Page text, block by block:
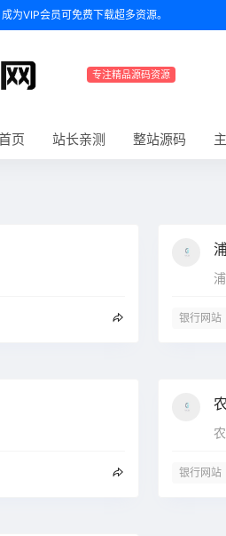
为VIP会员可免费下载超多资源。
专注精品源码资源
页 站长亲测 整站源码
银行网站
银行网站